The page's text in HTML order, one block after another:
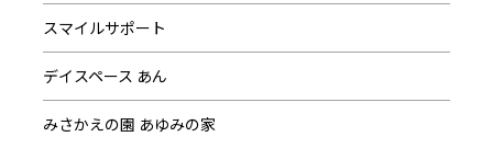
スマイルサポート
デイスペース あん
みさかえの園 あゆみの家